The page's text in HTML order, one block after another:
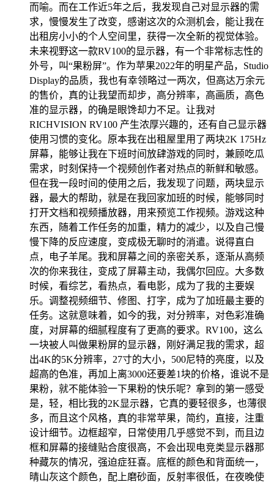
而喻。而在工作近5年之后，我发现自己对显示器的需
求，慢慢发生了改变，感谢这次的众测机会，能让我在
出租房小小的个人空间里，获得一次全新的视觉体验。
未来视野这一款RV100的显示器，有一个非常标志性的
外号，叫“果粉屏”。作为苹果2022年的明星产品，Studio
Display的品质，我也有幸领略过一两次，但高达万余元
的售价，真的让我望而却步，高分辨率，高画质，高色
准的显示器，的确是眼馋却力不足。让我对
RICHVISION RV100 产生浓厚兴趣的，还有自己显示器
使用习惯的变化。原本我在出租屋里用了两块2K 175Hz
屏幕，能够让我在下班时间放肆游戏的同时，兼顾吃瓜
需求，时刻保持一个视频创作者对热点的新鲜和敏感。
但在我一段时间的使用之后，我发现了问题，两块显示
器，最大的帮助，就是在我回家加班的时候，能够同时
打开文档和视频播放器，用来预览工作视频。游戏这种
东西，随着工作任务的加重，精力的减少，以及自己慢
慢下降的反应速度，变成极无聊时的消遣。说得直白
点，电子羊尾。我和屏幕之间的亲密关系，逐渐从高频
次的你来我往，变成了屏幕主动，我偶尔回应。大多数
时候，看综艺，看热点，看电影，成为了我的主要娱
乐。调整视频细节、修图、打字，成为了加班最主要的
任务。这就意味着，如今的我，对分辨率，对色彩准确
度，对屏幕的细腻程度有了更高的要求。RV100，这么
一块被人叫做果粉屏的显示器，刚好满足我的需求，超
出4K的5K分辨率，27寸的大小，500尼特的亮度，以及
超高的色准，再加上离3000还要差1块的价格，谁说不是
果粉，就不能体验一下果粉的快乐呢？拿到的第一感受
是，轻，相比我的2K显示器，它真的要轻很多，也薄很
多，而且这个风格，真的非常苹果，简约，直接，注重
设计细节。边框超窄，日常使用几乎感觉不到，而且边
框和屏幕的接缝贴合度很高，不会出现电竞类显示器那
种藏灰的情况，强迫症狂喜。底框的颜色和背面统一，
晴山灰这个颜色，配上磨砂面，反射率很低，在夜晚使